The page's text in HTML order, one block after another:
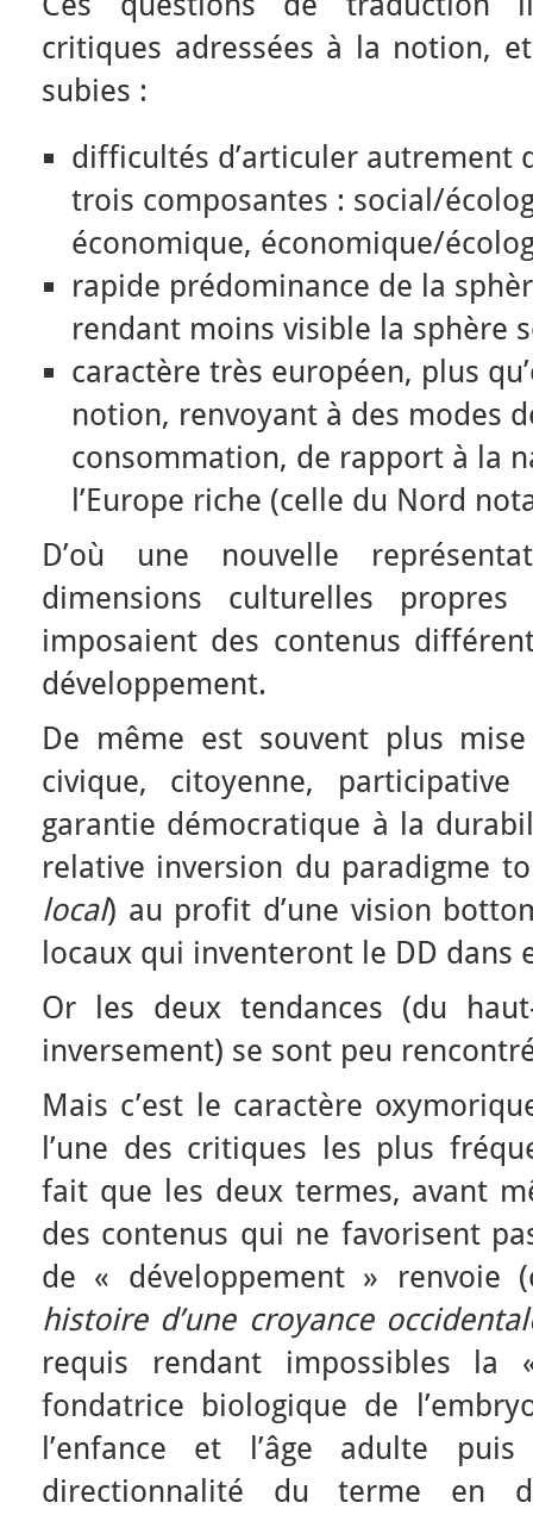
critiques adressées à la notion,
subies :
difficultés d’articuler autrement
trois composantes : social/
économique, économique/
rapide prédominance de la
rendant moins visible la sphère
caractère très européen, plus
notion, renvoyant à des modes
consommation, de rapport à la
l’Europe riche (celle du Nord
D’où une nouvelle
dimensions culturelles
imposaient des contenus
développement.
De même est souvent plus
civique, citoyenne,
garantie démocratique à la
relative inversion du paradigme
local) au profit d’une vision
locaux qui inventeront le DD dans
Or les deux tendances (du
inversement) se sont peu
Mais c’est le caractère
l’une des critiques les plus
fait que les deux termes, avant
des contenus qui ne favorisent
de « développement »
histoire d’une croyance
requis rendant impossibles
fondatrice biologique de
l’enfance et l’âge adulte
directionnalité du terme en